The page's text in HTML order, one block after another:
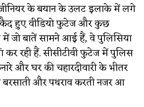
के बयान के उलट इलाके में लगे
कैद हुए वीडियो फुटेज और कुछ
में जो बातें सामने आई हैं, वे पुलिसिया
कर रही हैं. सीसीटीवी फुटेज में पुलिस
और घर की चहारदीवारी के भीतर
बरसाती और पथराव करती नजर आ